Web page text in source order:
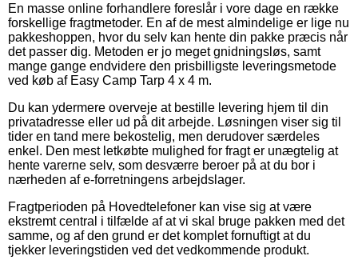
En masse online forhandlere foreslår i vore dage en række
forskellige fragtmetoder. En af de mest almindelige er lige nu
pakkeshoppen, hvor du selv kan hente din pakke præcis når
det passer dig. Metoden er jo meget gnidningsløs, samt
mange gange endvidere den prisbilligste leveringsmetode
ved køb af Easy Camp Tarp 4 x 4 m.
Du kan ydermere overveje at bestille levering hjem til din
privatadresse eller ud på dit arbejde. Løsningen viser sig til
tider en tand mere bekostelig, men derudover særdeles
enkel. Den mest letkøbte mulighed for fragt er unægtelig at
hente varerne selv, som desværre beroer på at du bor i
nærheden af e-forretningens arbejdslager.
Fragtperioden på Hovedtelefoner kan vise sig at være
ekstremt central i tilfælde af at vi skal bruge pakken med det
samme, og af den grund er det komplet fornuftigt at du
tjekker leveringstiden ved det vedkommende produkt.